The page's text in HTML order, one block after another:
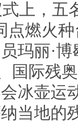
上，五
点燃火
玛丽·
国际残
冰壶运
当地的